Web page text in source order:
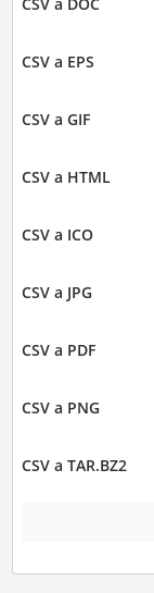
CSV a DOC
CSV a EPS
CSV a GIF
CSV a HTML
CSV a ICO
CSV a JPG
CSV a PDF
CSV a PNG
CSV a TAR.BZ2